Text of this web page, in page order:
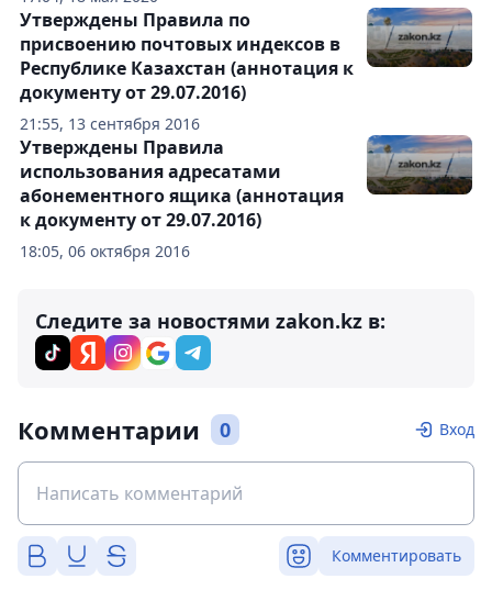
21:55, 13 сентября 2016
Утверждены Правила по
присвоению почтовых индексов в
Республике Казахстан (аннотация к
документу от 29.07.2016)
18:05, 06 октября 2016
Утверждены Правила
использования адресатами
абонементного ящика (аннотация
к документу от 29.07.2016)
Следите за новостями zakon.kz в:
Комментарии 0 Вход
Комментировать